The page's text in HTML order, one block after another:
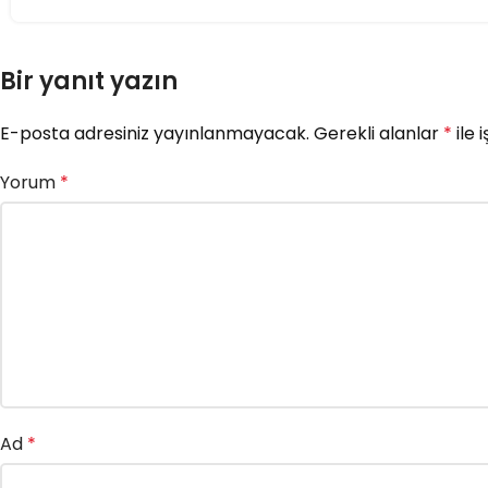
Bir yanıt yazın
E-posta adresiniz yayınlanmayacak. Gerekli alanlar * ile
Yorum *
Ad *